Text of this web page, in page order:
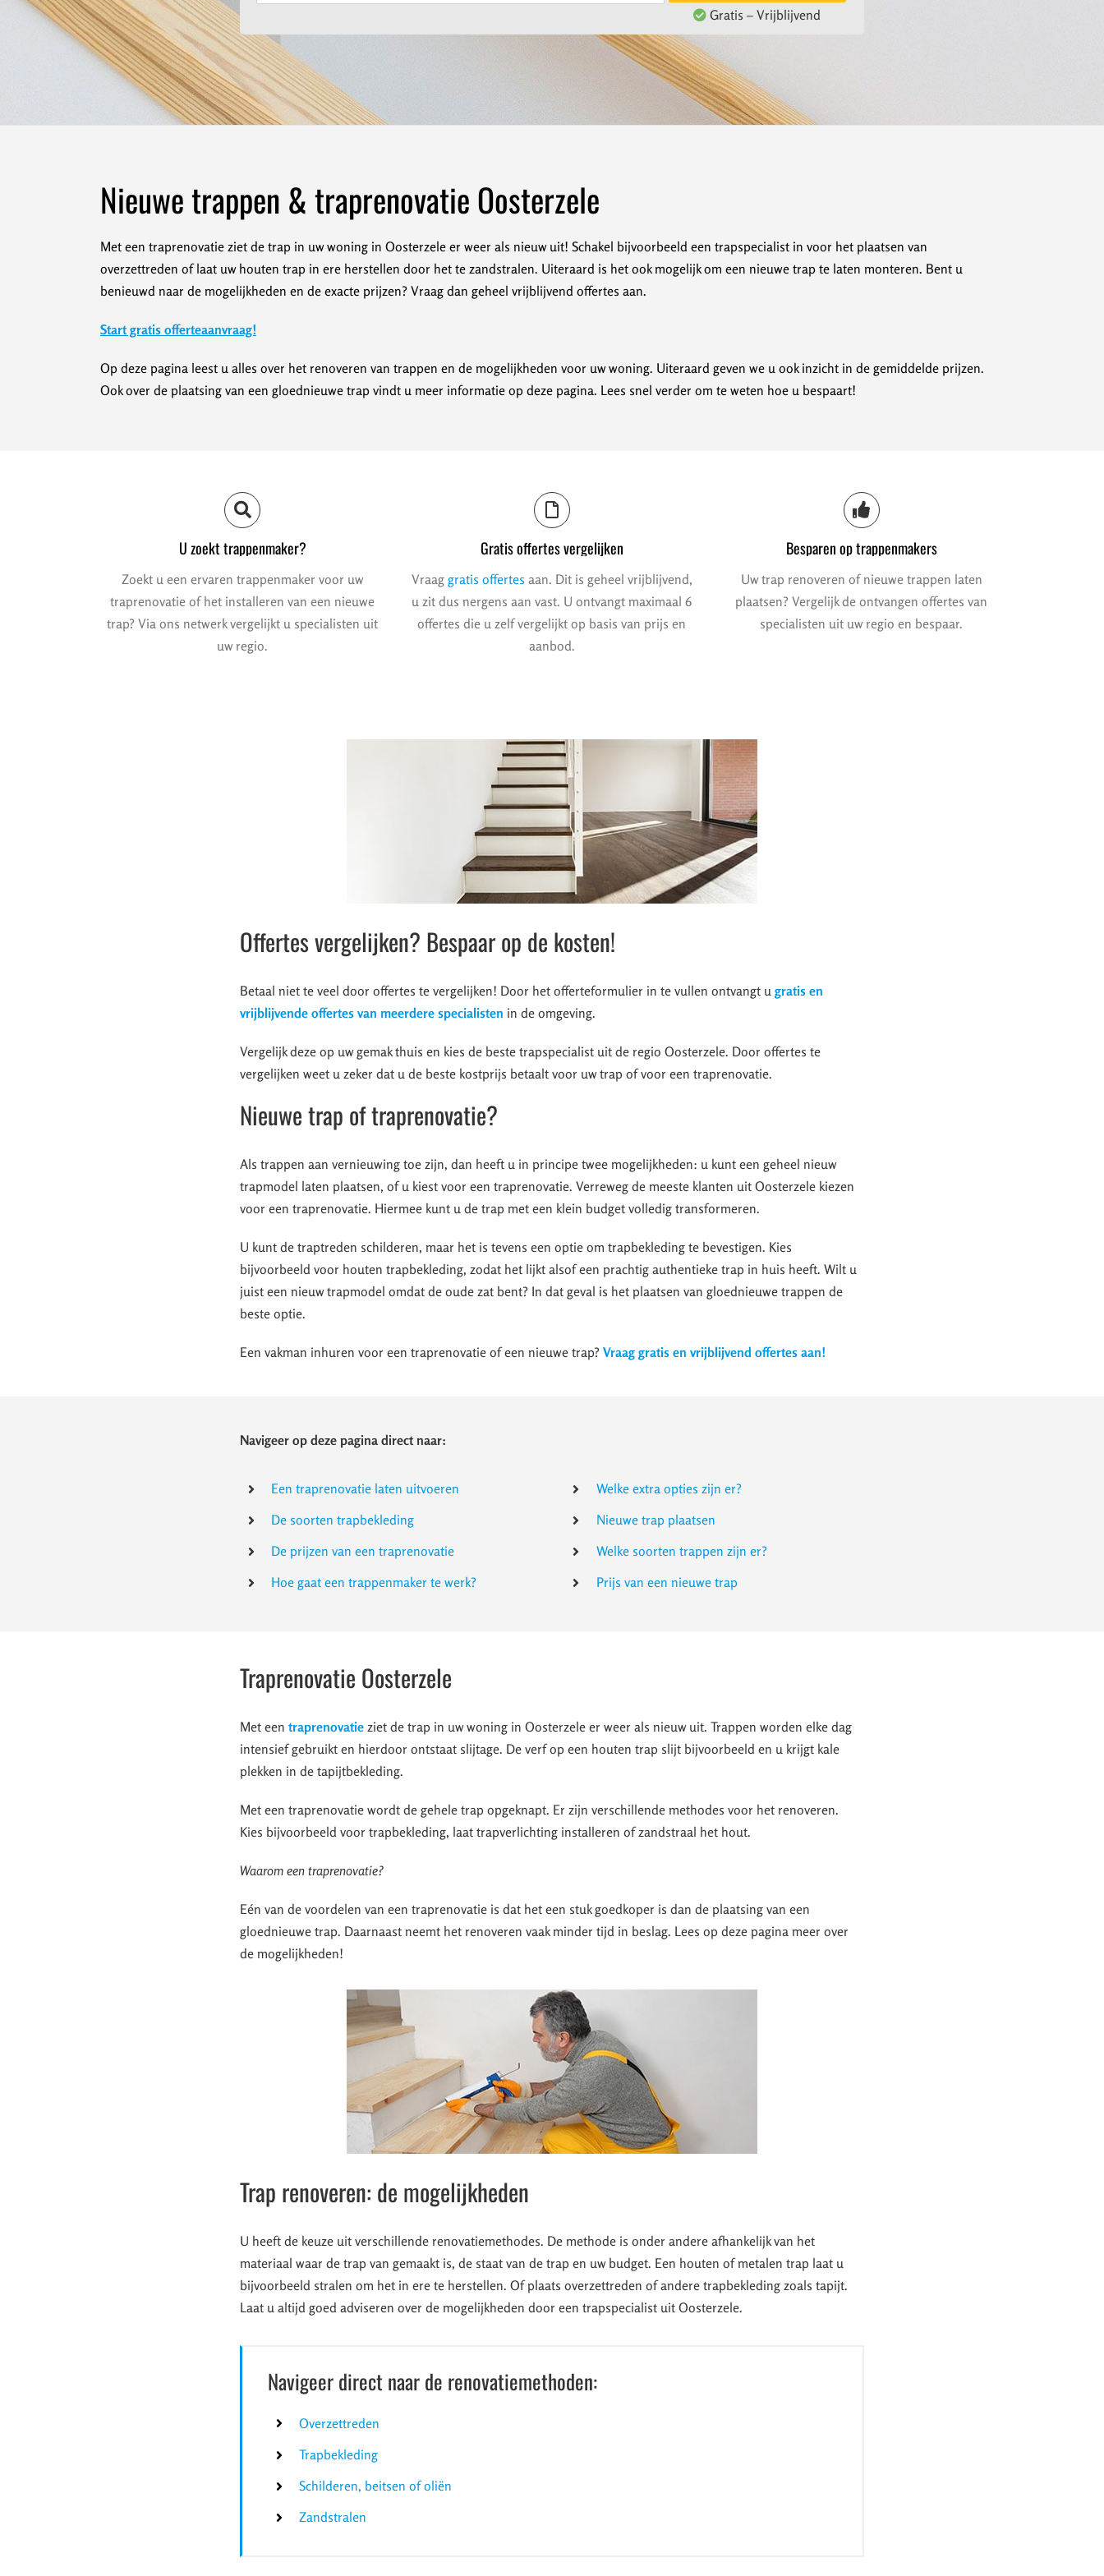
Gratis – Vrijblijvend
Nieuwe trappen & traprenovatie Oosterzele
Met een traprenovatie ziet de trap in uw woning in Oosterzele er weer als nieuw uit! Schakel bijvoorbeeld een trapspecialist in voor het plaatsen van
overzettreden of laat uw houten trap in ere herstellen door het te zandstralen. Uiteraard is het ook mogelijk om een nieuwe trap te laten monteren. Bent u
benieuwd naar de mogelijkheden en de exacte prijzen? Vraag dan geheel vrijblijvend offertes aan.
Start gratis offerteaanvraag!
Op deze pagina leest u alles over het renoveren van trappen en de mogelijkheden voor uw woning. Uiteraard geven we u ook inzicht in de gemiddelde prijzen.
Ook over de plaatsing van een gloednieuwe trap vindt u meer informatie op deze pagina. Lees snel verder om te weten hoe u bespaart!
U zoekt trappenmaker?
Zoekt u een ervaren trappenmaker voor uw
traprenovatie of het installeren van een nieuwe
trap? Via ons netwerk vergelijkt u specialisten uit
uw regio.
Gratis offertes vergelijken
Vraag gratis offertes aan. Dit is geheel vrijblijvend,
u zit dus nergens aan vast. U ontvangt maximaal 6
offertes die u zelf vergelijkt op basis van prijs en
aanbod.
Besparen op trappenmakers
Uw trap renoveren of nieuwe trappen laten
plaatsen? Vergelijk de ontvangen offertes van
specialisten uit uw regio en bespaar.
Offertes vergelijken? Bespaar op de kosten!
Betaal niet te veel door offertes te vergelijken! Door het offerteformulier in te vullen ontvangt u gratis en
vrijblijvende offertes van meerdere specialisten in de omgeving.
Vergelijk deze op uw gemak thuis en kies de beste trapspecialist uit de regio Oosterzele. Door offertes te
vergelijken weet u zeker dat u de beste kostprijs betaalt voor uw trap of voor een traprenovatie.
Nieuwe trap of traprenovatie?
Als trappen aan vernieuwing toe zijn, dan heeft u in principe twee mogelijkheden: u kunt een geheel nieuw
trapmodel laten plaatsen, of u kiest voor een traprenovatie. Verreweg de meeste klanten uit Oosterzele kiezen
voor een traprenovatie. Hiermee kunt u de trap met een klein budget volledig transformeren.
U kunt de traptreden schilderen, maar het is tevens een optie om trapbekleding te bevestigen. Kies
bijvoorbeeld voor houten trapbekleding, zodat het lijkt alsof een prachtig authentieke trap in huis heeft. Wilt u
juist een nieuw trapmodel omdat de oude zat bent? In dat geval is het plaatsen van gloednieuwe trappen de
beste optie.
Een vakman inhuren voor een traprenovatie of een nieuwe trap? Vraag gratis en vrijblijvend offertes aan!
Navigeer op deze pagina direct naar:
Een traprenovatie laten uitvoeren
De soorten trapbekleding
De prijzen van een traprenovatie
Hoe gaat een trappenmaker te werk?
Welke extra opties zijn er?
Nieuwe trap plaatsen
Welke soorten trappen zijn er?
Prijs van een nieuwe trap
Traprenovatie Oosterzele
Met een traprenovatie ziet de trap in uw woning in Oosterzele er weer als nieuw uit. Trappen worden elke dag
intensief gebruikt en hierdoor ontstaat slijtage. De verf op een houten trap slijt bijvoorbeeld en u krijgt kale
plekken in de tapijtbekleding.
Met een traprenovatie wordt de gehele trap opgeknapt. Er zijn verschillende methodes voor het renoveren.
Kies bijvoorbeeld voor trapbekleding, laat trapverlichting installeren of zandstraal het hout.
Waarom een traprenovatie?
Eén van de voordelen van een traprenovatie is dat het een stuk goedkoper is dan de plaatsing van een
gloednieuwe trap. Daarnaast neemt het renoveren vaak minder tijd in beslag. Lees op deze pagina meer over
de mogelijkheden!
Trap renoveren: de mogelijkheden
U heeft de keuze uit verschillende renovatiemethodes. De methode is onder andere afhankelijk van het
materiaal waar de trap van gemaakt is, de staat van de trap en uw budget. Een houten of metalen trap laat u
bijvoorbeeld stralen om het in ere te herstellen. Of plaats overzettreden of andere trapbekleding zoals tapijt.
Laat u altijd goed adviseren over de mogelijkheden door een trapspecialist uit Oosterzele.
Navigeer direct naar de renovatiemethoden:
Overzettreden
Trapbekleding
Schilderen, beitsen of oliën
Zandstralen